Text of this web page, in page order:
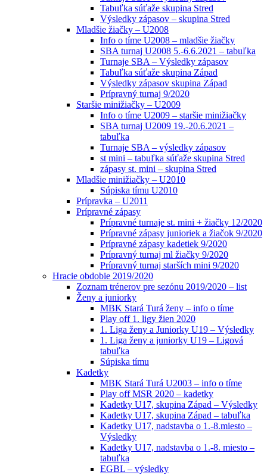
Tabuľka súťaže skupina Stred
Výsledky zápasov – skupina Stred
Mladšie žiačky – U2008
Info o tíme U2008 – mladšie žiačky
SBA turnaj U2008 5.-6.6.2021 – tabuľka
Turnaje SBA – Výsledky zápasov
Tabuľka súťaže skupina Západ
Výsledky zápasov skupina Západ
Prípravný turnaj 9/2020
Staršie minižiačky – U2009
Info o tíme U2009 – staršie minižiačky
SBA turnaj U2009 19.-20.6.2021 –
tabuľka
Turnaje SBA – výsledky zápasov
st mini – tabuľka súťaže skupina Stred
zápasy st. mini – skupina Stred
Mladšie minižiačky – U2010
Súpiska tímu U2010
Prípravka – U2011
Prípravné zápasy
Prípravné turnaje st. mini + žiačky 12/2020
Prípravné zápasy junioriek a žiačok 9/2020
Prípravné zápasy kadetiek 9/2020
Prípravný turnaj ml žiačky 9/2020
Prípravný turnaj starších mini 9/2020
Hracie obdobie 2019/2020
Zoznam trénerov pre sezónu 2019/2020 – list
Ženy a juniorky
MBK Stará Turá ženy – info o tíme
Play off 1. ligy žien 2020
1. Liga ženy a Juniorky U19 – Výsledky
1. Liga ženy a juniorky U19 – Ligová
tabuľka
Súpiska tímu
Kadetky
MBK Stará Turá U2003 – info o tíme
Play off MSR 2020 – kadetky
Kadetky U17, skupina Západ – Výsledky
Kadetky U17, skupina Západ – tabuľka
Kadetky U17, nadstavba o 1.-8.miesto –
Výsledky
Kadetky U17, nadstavba o 1.-8. miesto –
tabuľka
EGBL – výsledky